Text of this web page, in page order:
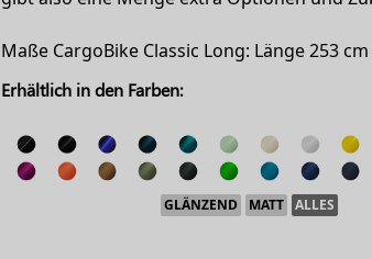
Maße CargoBike Classic Long: Länge 253
Erhältlich in den Farben:
GLÄNZEND MATT ALLES